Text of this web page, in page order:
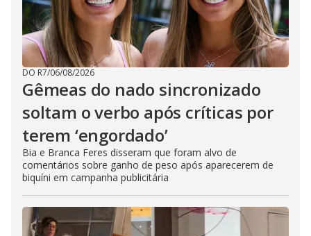
DO R7/06/08/2026
Gêmeas do nado sincronizado
soltam o verbo após críticas por
terem ‘engordado’
Bia e Branca Feres disseram que foram alvo de
comentários sobre ganho de peso após aparecerem de
biquíni em campanha publicitária